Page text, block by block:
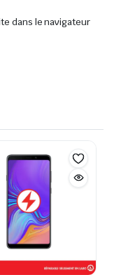
dans le navigateur